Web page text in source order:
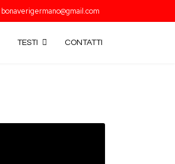
bonaverigermano@gmail.com
TESTI CONTATTI